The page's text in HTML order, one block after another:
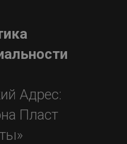
ти
Адрес:
Пласт